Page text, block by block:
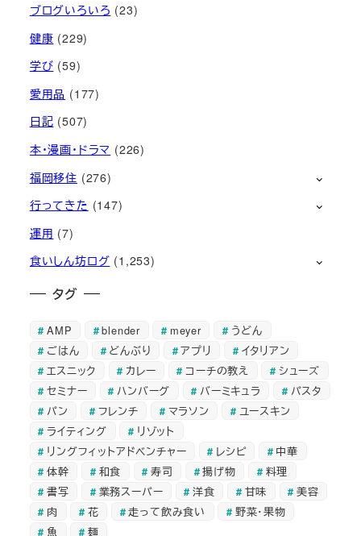
ブログいろいろ (23)
健康 (229)
学び (59)
愛用品 (177)
日記 (507)
本・漫画・ドラマ (226)
福岡移住 (276)
行ってきた (147)
運用 (7)
食いしん坊ログ (1,253)
タグ
AMP blender meyer
うどん
ごはん
どんぶり アプリ
イタリアン
エスニック
カレー コーチの教え
シューズ
セミナー
ハンバーグ バーミキュラ
パスタ
パン
フレンチ マラソン
ユースキン
ライティング
リゾット
リングフィットアドベンチャー
レシピ
中華
体幹
和食 寿司 揚げ物
料理
書写
業務スーパー 洋食 甘味
美容
肉
花 走って飲み食い
野菜・果物
魚
麺